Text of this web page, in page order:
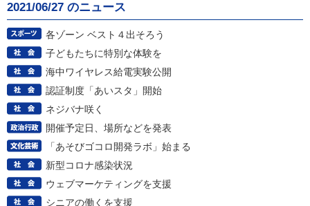
2021/06/27 のニュース
各ゾーン ベスト４出そろう
子どもたちに特別な体験を
海中ワイヤレス給電実験公開
認証制度「あいスタ」開始
ネジバナ咲く
開催予定日、場所などを発表
「あそびゴコロ開発ラボ」始まる
新型コロナ感染状況
ウェブマーケティングを支援
シニアの働くを支援